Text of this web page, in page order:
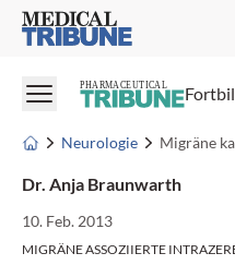
Medical Tribune
PHARMACEUTICAL
Neurologie
Dr. Anja Braunwarth
10. Feb. 2013
MIGRÄNE ASSOZIIERTE